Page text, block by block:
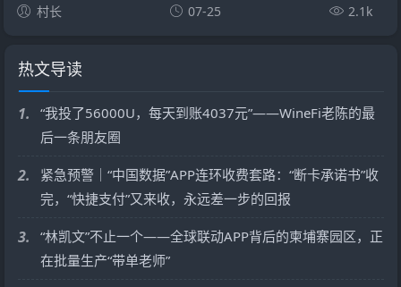
村长 07-25 2.1k
热文导读
1.
“我投了56000U，每天到账4037元”——WineFi老陈的最
后一条朋友圈
2.
紧急预警｜“中国数据”APP连环收费套路：“断卡承诺书”收
完，“快捷支付”又来收，永远差一步的回报
3.
“林凯文”不止一个——全球联动APP背后的柬埔寨园区，正
在批量生产“带单老师”